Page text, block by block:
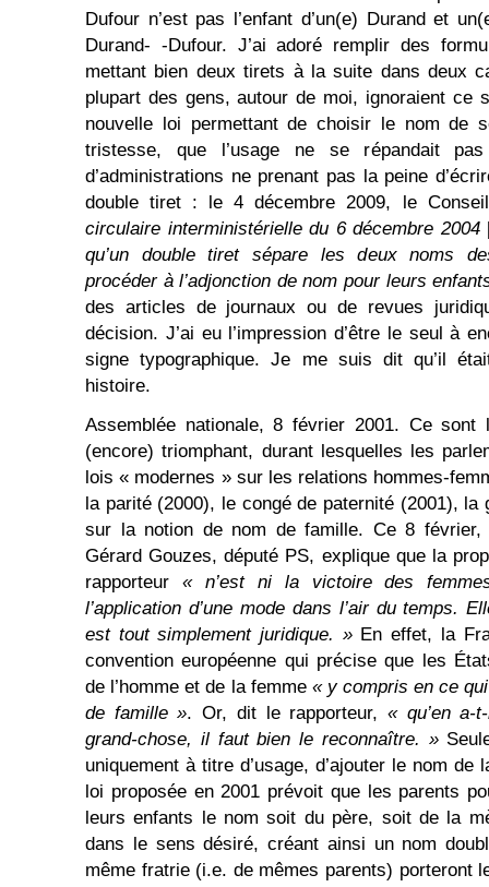
Dufour n’est pas l’enfant d’un(e) Durand et
Durand- -Dufour. J’ai adoré remplir des
mettant bien deux tirets à la suite dans deux
plupart des gens, autour de moi, ignoraient ce
nouvelle loi permettant de choisir le nom de
tristesse, que l’usage ne se répandait
d’administrations ne prenant pas la peine
double tiret : le 4 décembre 2009, le
circulaire interministérielle du 6 décembre 2004
qu’un double tiret sépare les deux noms
procéder à l’adjonction de nom pour leurs
des articles de journaux ou de revues
décision. J’ai eu l’impression d’être le seul à
signe typographique. Je me suis dit qu’il
histoire.
Assemblée nationale, 8 février 2001. Ce sont
(encore) triomphant, durant lesquelles les
lois « modernes » sur les relations hommes-
la parité (2000), le congé de paternité (2001), la
sur la notion de nom de famille. Ce 8 février,
Gérard Gouzes, député PS, explique que la
rapporteur « n’est ni la victoire des
l’application d’une mode dans l’air du temps.
est tout simplement juridique. » En effet, la
convention européenne qui précise que les
de l’homme et de la femme « y compris en ce
de famille ». Or, dit le rapporteur,« qu’en a-
grand-chose, il faut bien le reconnaître. »
uniquement à titre d’usage, d’ajouter le nom
loi proposée en 2001 prévoit que les parents
leurs enfants le nom soit du père, soit de la
dans le sens désiré, créant ainsi un nom
même fratrie (i.e. de mêmes parents) porteront